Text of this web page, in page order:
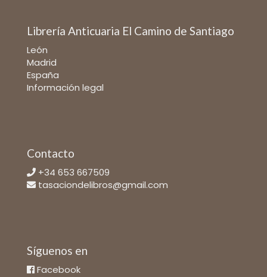
Librería Anticuaria El Camino de Santiago
León
Madrid
España
Información legal
Contacto
+34 653 667509
tasaciondelibros@gmail.com
Síguenos en
Facebook